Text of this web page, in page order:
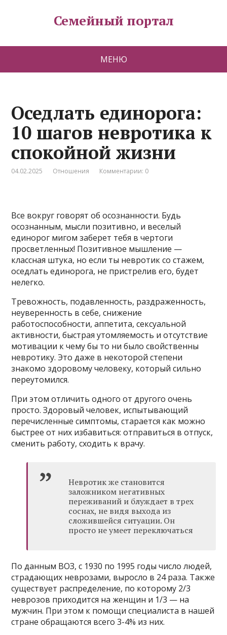
Семейный портал
МЕНЮ
Оседлать единорога:
10 шагов невротика к
спокойной жизни
04.02.2025 Отношения Комментарии: 0
Все вокруг говорят об осознанности. Будь
осознанным, мысли позитивно, и веселый
единорог мигом заберет тебя в чертоги
просветленных! Позитивное мышление —
классная штука, но если ты невротик со стажем,
оседлать единорога, не пристрелив его, будет
нелегко.
Тревожность, подавленность, раздраженность,
неуверенность в себе, снижение
работоспособности, аппетита, сексуальной
активности, быстрая утомляемость и отсутствие
мотивации к чему бы то ни было свойственны
невротику. Это даже в некоторой степени
знакомо здоровому человеку, который сильно
переутомился.
При этом отличить одного от другого очень
просто. Здоровый человек, испытывающий
перечисленные симптомы, старается как можно
быстрее от них избавиться: отправиться в отпуск,
сменить работу, сходить к врачу.
Невротик же становится
заложником негативных
переживаний и блуждает в трех
соснах, не видя выхода из
сложившейся ситуации. Он
просто не умеет переключаться
По данным ВОЗ, с 1930 по 1995 годы число людей,
страдающих неврозами, выросло в 24 раза. Также
существует распределение, по которому 2/3
неврозов приходится на женщин и 1/3 — на
мужчин. При этом к помощи специалиста в нашей
стране обращаются всего 3-4% из них.